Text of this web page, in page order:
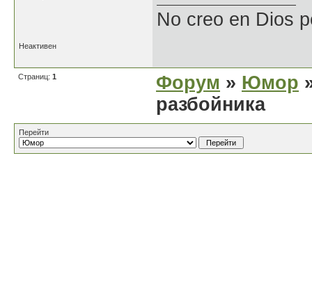
No creo en Dios
Неактивен
Страниц: 1 Форум » Юмор
разбойника
Перейти